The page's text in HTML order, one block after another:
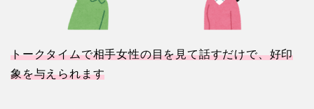
トークタイムで相手女性の目を見て話すだけで、好印
象を与えられます